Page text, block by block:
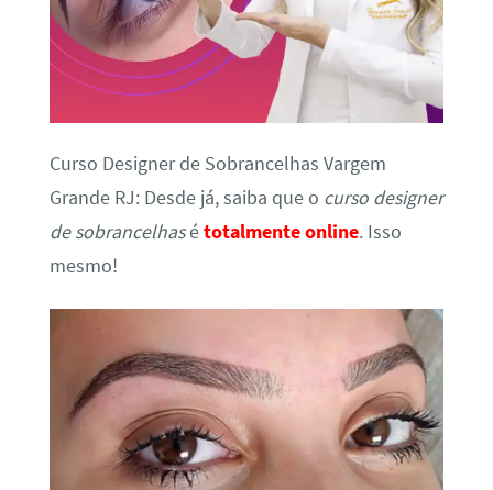
Curso Designer de Sobrancelhas Vargem
Grande RJ: Desde já, saiba que o curso designer
de sobrancelhasétotalmente online. Isso
mesmo!